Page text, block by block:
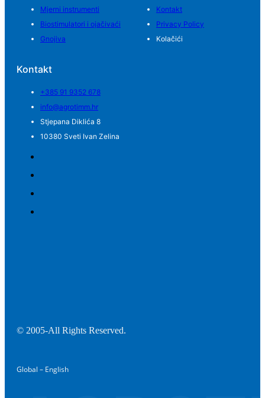
Mjerni instrumenti
Biostimulatori i ojačivaći
Gnojiva
Kontakt
Privacy Policy
Kolačići
Kontakt
+385 91 9352 678
info@agrotimm.hr
Stjepana Diklića 8
10380 Sveti Ivan Zelina
© 2005-All Rights Reserved.
Global – English